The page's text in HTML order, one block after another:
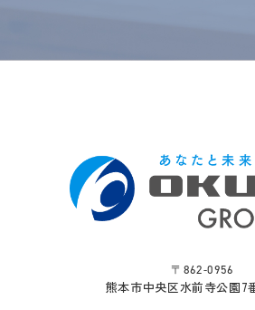
〒862-0956
熊本市中央区水前寺公園7